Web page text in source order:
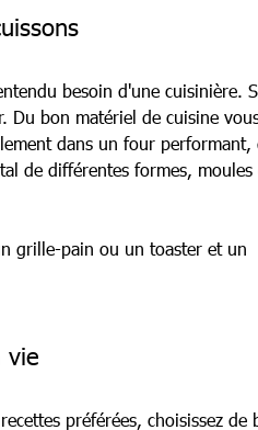
besoin d'une cuisinière.
Du bon matériel de cuisine
dans un four performant,
de différentes formes, moules
grille-pain ou un toaster et un
vie
préférées, choisissez de